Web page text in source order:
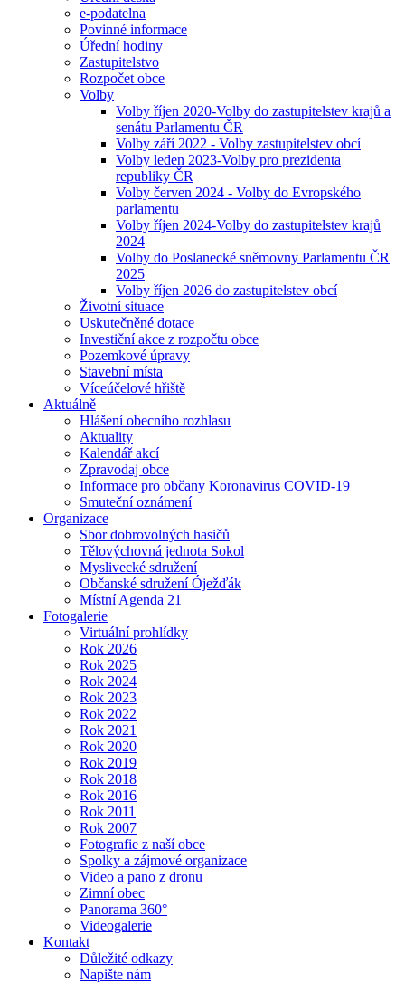
e-podatelna
Povinné informace
Úřední hodiny
Zastupitelstvo
Rozpočet obce
Volby
Volby říjen 2020-Volby do zastupitelstev krajů a
senátu Parlamentu ČR
Volby září 2022 - Volby zastupitelstev obcí
Volby leden 2023-Volby pro prezidenta
republiky ČR
Volby červen 2024 - Volby do Evropského
parlamentu
Volby říjen 2024-Volby do zastupitelstev krajů
2024
Volby do Poslanecké sněmovny Parlamentu ČR
2025
Volby říjen 2026 do zastupitelstev obcí
Životní situace
Uskutečněné dotace
Investiční akce z rozpočtu obce
Pozemkové úpravy
Stavební místa
Víceúčelové hřiště
Aktuálně
Hlášení obecního rozhlasu
Aktuality
Kalendář akcí
Zpravodaj obce
Informace pro občany Koronavirus COVID-19
Smuteční oznámení
Organizace
Sbor dobrovolných hasičů
Tělovýchovná jednota Sokol
Myslivecké sdružení
Občanské sdružení Óježďák
Místní Agenda 21
Fotogalerie
Virtuální prohlídky
Rok 2026
Rok 2025
Rok 2024
Rok 2023
Rok 2022
Rok 2021
Rok 2020
Rok 2019
Rok 2018
Rok 2016
Rok 2011
Rok 2007
Fotografie z naší obce
Spolky a zájmové organizace
Video a pano z dronu
Zimní obec
Panorama 360°
Videogalerie
Kontakt
Důležité odkazy
Napište nám